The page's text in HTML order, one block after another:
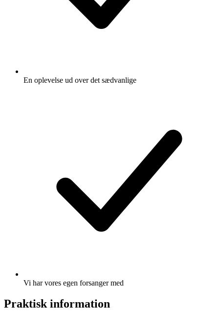
En oplevelse ud over det sædvanlige
Vi har vores egen forsanger med
Praktisk information